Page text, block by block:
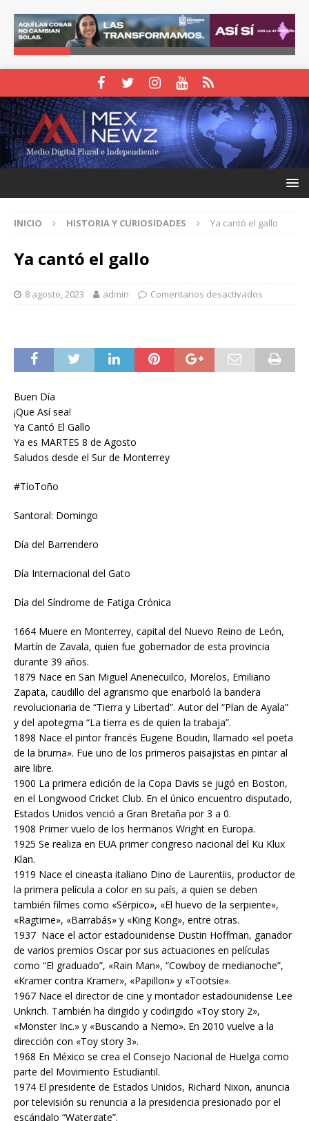
INICIO HISTORIA Y CURIOSIDADES Ya cantó el gallo
Ya cantó el gallo
8 agosto, 2023 admin Comentarios desactivados
Buen Día
¡Que Así sea!
Ya Cantó El Gallo
Ya es MARTES 8 de Agosto
Saludos desde el Sur de Monterrey
#TíoToño
Santoral: Domingo
Día del Barrendero
Día Internacional del Gato
Día del Síndrome de Fatiga Crónica
1664 Muere en Monterrey, capital del Nuevo Reino de León,
Martín de Zavala, quien fue gobernador de esta provincia
durante 39 años.
1879 Nace en San Miguel Anenecuilco, Morelos, Emiliano
Zapata, caudillo del agrarismo que enarboló la bandera
revolucionaria de “Tierra y Libertad”. Autor del “Plan de Ayala”
y del apotegma “La tierra es de quien la trabaja”.
1898 Nace el pintor francés Eugene Boudin, llamado «el poeta
de la bruma». Fue uno de los primeros paisajistas en pintar al
aire libre.
1900 La primera edición de la Copa Davis se jugó en Boston,
en el Longwood Cricket Club. En el único encuentro disputado,
Estados Unidos venció a Gran Bretaña por 3 a 0.
1908 Primer vuelo de los hermanos Wright en Europa.
1925 Se realiza en EUA primer congreso nacional del Ku Klux
Klan.
1919 Nace el cineasta italiano Dino de Laurentiis, productor de
la primera película a color en su país, a quien se deben
también filmes como «Sérpico», «El huevo de la serpiente»,
«Ragtime», «Barrabás» y «King Kong», entre otras.
1937 Nace el actor estadounidense Dustin Hoffman, ganador
de varios premios Oscar por sus actuaciones en películas
como “El graduado”, «Rain Man», “Cowboy de medianoche”,
«Kramer contra Kramer», «Papillon» y «Tootsie».
1967 Nace el director de cine y montador estadounidense Lee
Unkrich. También ha dirigido y codirigido «Toy story 2»,
«Monster Inc.» y «Buscando a Nemo». En 2010 vuelve a la
dirección con «Toy story 3».
1968 En México se crea el Consejo Nacional de Huelga como
parte del Movimiento Estudiantil.
1974 El presidente de Estados Unidos, Richard Nixon, anuncia
por televisión su renuncia a la presidencia presionado por el
escándalo “Watergate”.